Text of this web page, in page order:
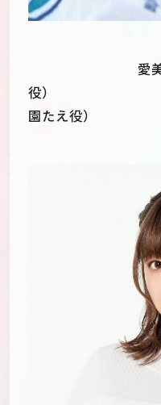
愛美（戸
役） 大
園たえ役）